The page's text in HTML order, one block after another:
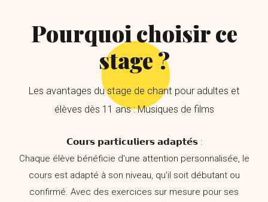
Pourquoi choisir ce
stage ?
Les avantages du stage de chant pour adultes et
élèves dès 11 ans : Musiques de films
𝗖𝗼𝘂𝗿𝘀 𝗽𝗮𝗿𝘁𝗶𝗰𝘂𝗹𝗶𝗲𝗿𝘀 𝗮𝗱𝗮𝗽𝘁𝗲́𝘀 :
Chaque élève bénéficie d'une attention personnalisée, le
cours est adapté à son niveau, qu'il soit débutant ou
confirmé. Avec des exercices sur mesure pour ses